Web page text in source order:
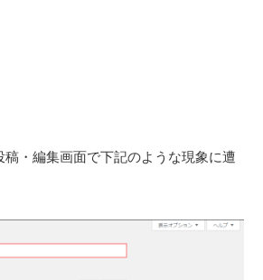
・編集画面で下記のような現象に遭